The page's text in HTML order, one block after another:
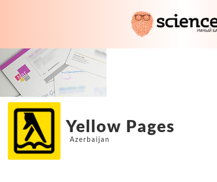
Yellow Pages
Azerbaijan